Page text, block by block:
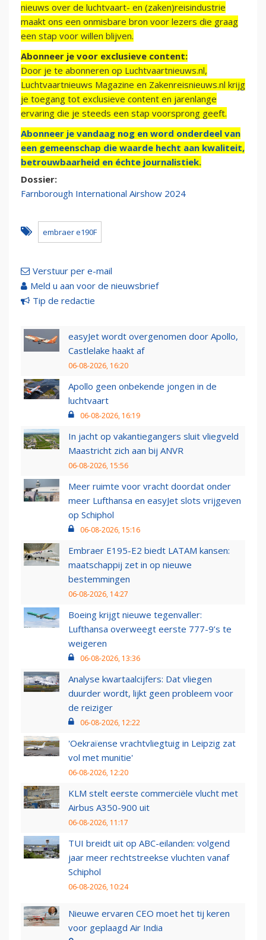
nieuws over de luchtvaart- en (zaken)reisindustrie
maakt ons een onmisbare bron voor lezers die graag
een stap voor willen blijven.
Abonneer je voor exclusieve content:
Door je te abonneren op Luchtvaartnieuws.nl,
Luchtvaartnieuws Magazine en Zakenreisnieuws.nl krijg
je toegang tot exclusieve content en jarenlange
ervaring die je steeds een stap voorsprong geeft.
Abonneer je vandaag nog en word onderdeel van
een gemeenschap die waarde hecht aan kwaliteit,
betrouwbaarheid en échte journalistiek.
Dossier:
Farnborough International Airshow 2024
embraer e190F
Verstuur per e-mail
Meld u aan voor de nieuwsbrief
Tip de redactie
easyJet wordt overgenomen door Apollo,
Castlelake haakt af
06-08-2026, 16:20
Apollo geen onbekende jongen in de
luchtvaart
06-08-2026, 16:19
In jacht op vakantiegangers sluit vliegveld
Maastricht zich aan bij ANVR
06-08-2026, 15:56
Meer ruimte voor vracht doordat onder
meer Lufthansa en easyJet slots vrijgeven
op Schiphol
06-08-2026, 15:16
Embraer E195-E2 biedt LATAM kansen:
maatschappij zet in op nieuwe
bestemmingen
06-08-2026, 14:27
Boeing krijgt nieuwe tegenvaller:
Lufthansa overweegt eerste 777-9’s te
weigeren
06-08-2026, 13:36
Analyse kwartaalcijfers: Dat vliegen
duurder wordt, lijkt geen probleem voor
de reiziger
06-08-2026, 12:22
'Oekraïense vrachtvliegtuig in Leipzig zat
vol met munitie'
06-08-2026, 12:20
KLM stelt eerste commerciële vlucht met
Airbus A350-900 uit
06-08-2026, 11:17
TUI breidt uit op ABC-eilanden: volgend
jaar meer rechtstreekse vluchten vanaf
Schiphol
06-08-2026, 10:24
Nieuwe ervaren CEO moet het tij keren
voor geplaagd Air India